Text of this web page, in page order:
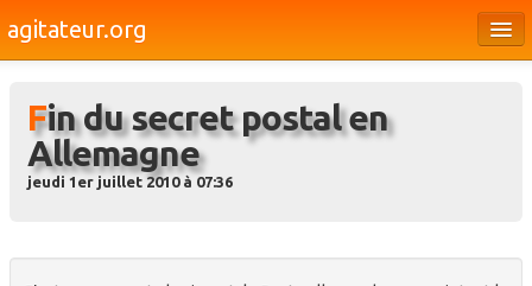
agitateur.org
Bourges & le Cher
Société
Médias
Fin du secret postal en
Allemagne
jeudi 1er juillet 2010 à 07:36